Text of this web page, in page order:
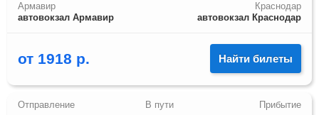
Армавир
автовокзал Армавир
Краснодар
автовокзал Краснодар
от 1918 р. Найти билеты